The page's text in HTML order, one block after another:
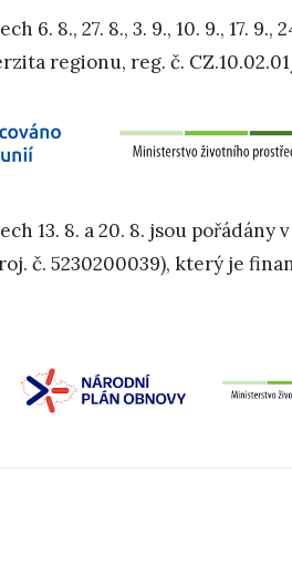
6. 8., 27. 8., 3. 9., 10. 9., 17.
regionu, reg. č.
13. 8. a 20. 8. jsou
č. 5230200039), který je